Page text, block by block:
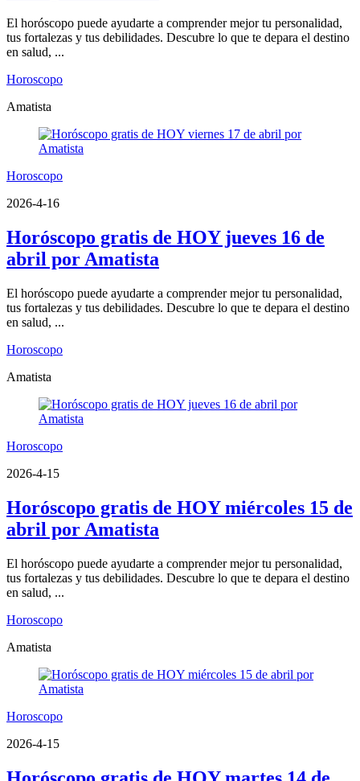
El horóscopo puede ayudarte a comprender mejor tu personalidad,
tus fortalezas y tus debilidades. Descubre lo que te depara el destino
en salud, ...
Horoscopo
Amatista
Horoscopo
2026-4-16
Horóscopo gratis de HOY jueves 16 de
abril por Amatista
El horóscopo puede ayudarte a comprender mejor tu personalidad,
tus fortalezas y tus debilidades. Descubre lo que te depara el destino
en salud, ...
Horoscopo
Amatista
Horoscopo
2026-4-15
Horóscopo gratis de HOY miércoles 15 de
abril por Amatista
El horóscopo puede ayudarte a comprender mejor tu personalidad,
tus fortalezas y tus debilidades. Descubre lo que te depara el destino
en salud, ...
Horoscopo
Amatista
Horoscopo
2026-4-15